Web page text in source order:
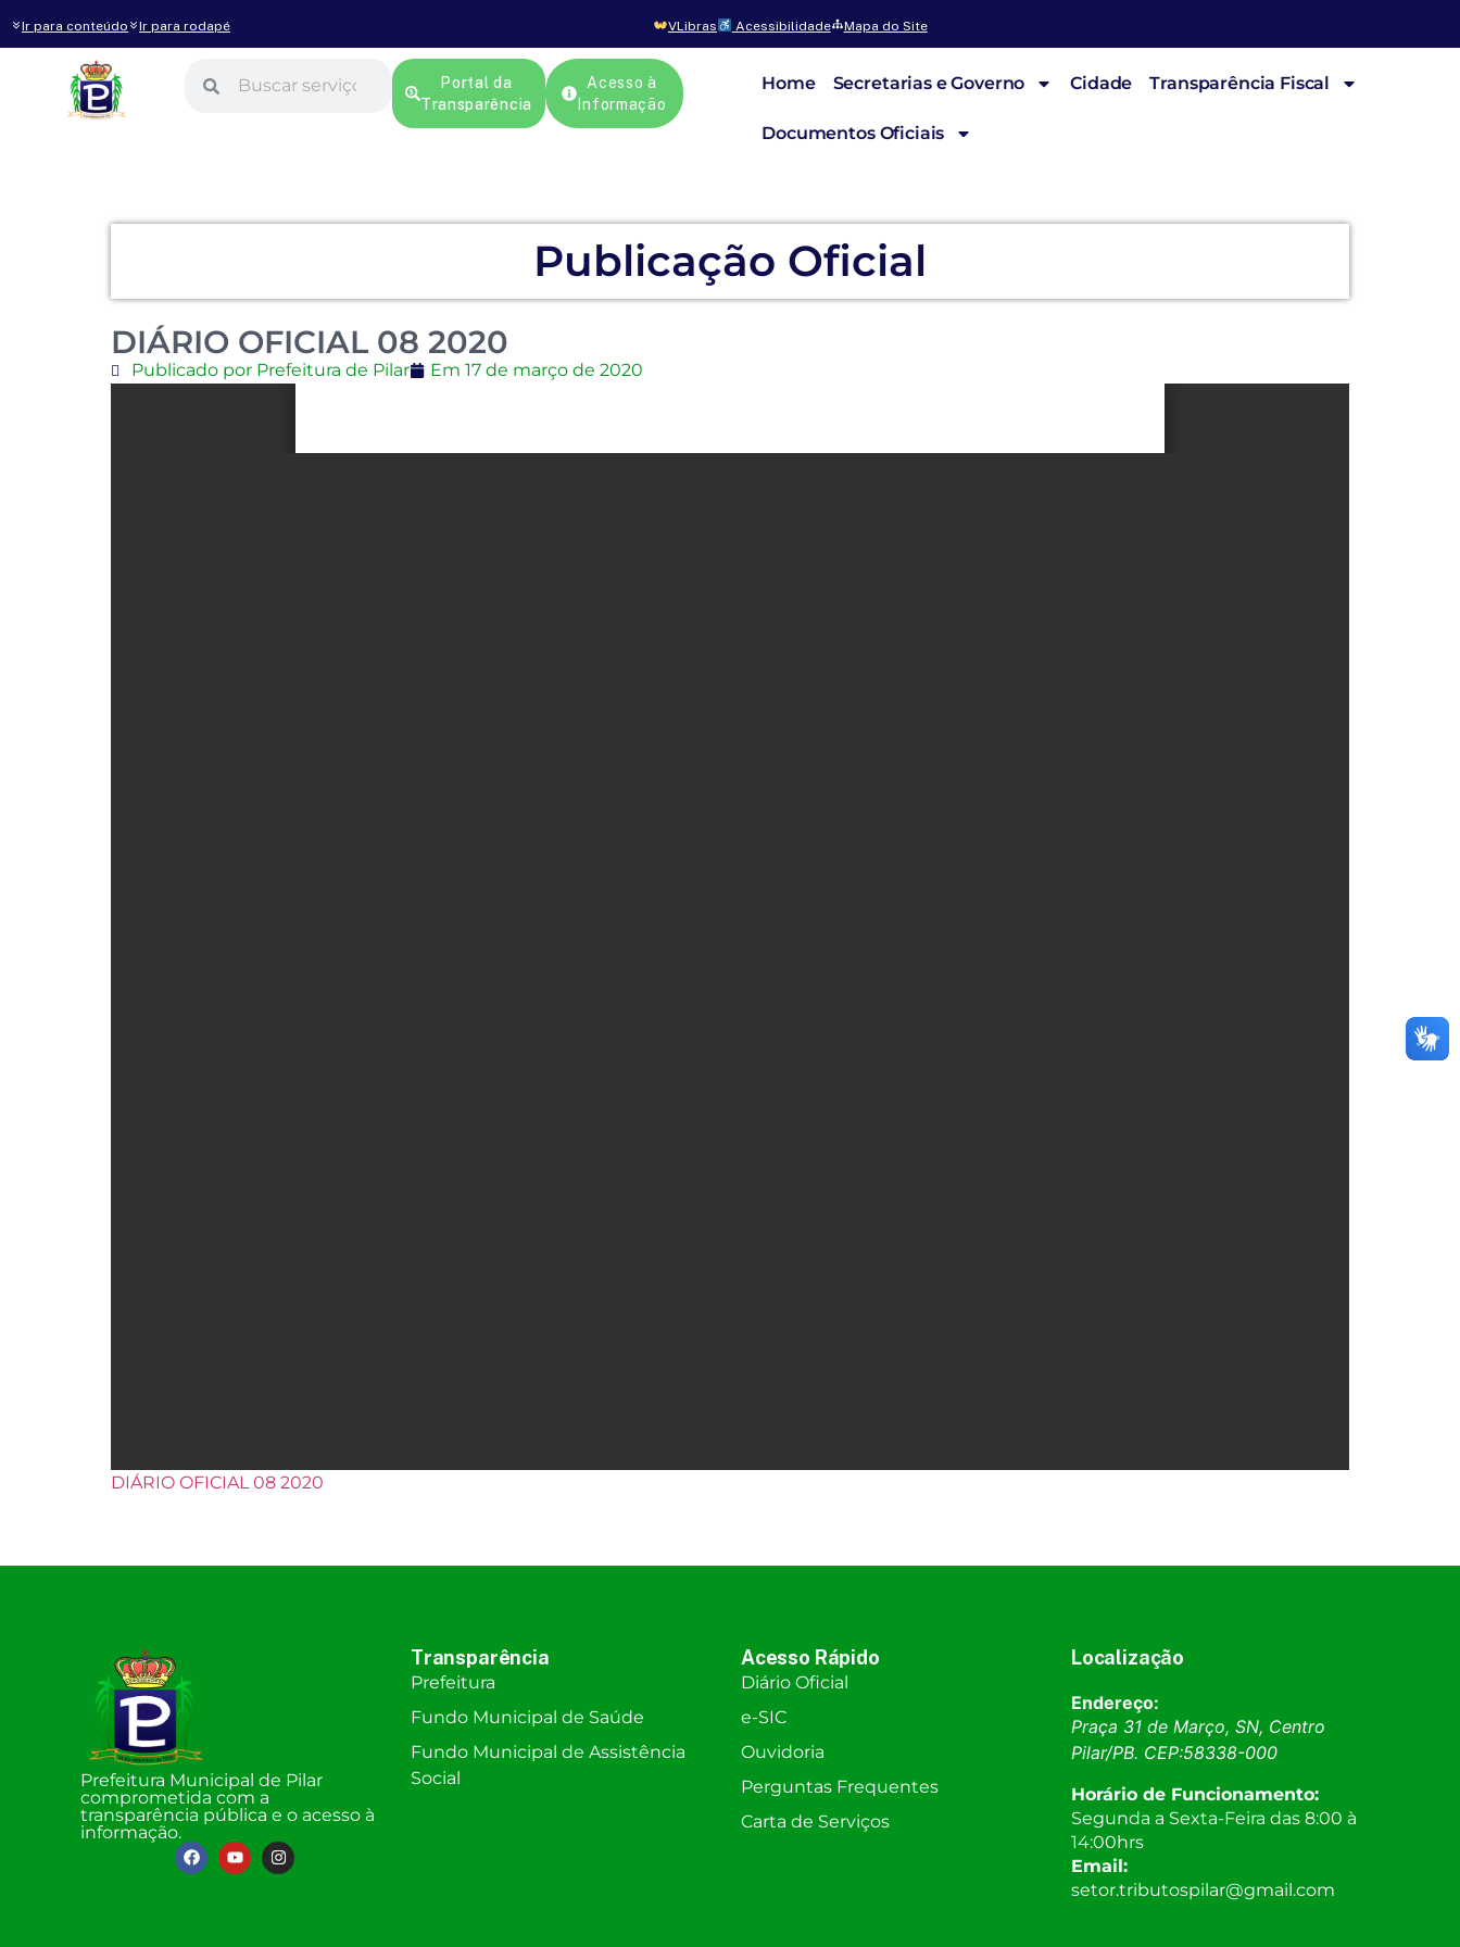
Ir para conteúdo Ir para rodapé VLibras Acessibilidade Mapa do Site
Portal da
Transparência
Acesso à
Informação
Home Secretarias e Governo Cidade Transparência Fiscal
Documentos Oficiais
Publicação Oficial
DIÁRIO OFICIAL 08 2020
Publicado por Prefeitura de Pilar Em 17 de março de 2020
DIÁRIO OFICIAL 08 2020
Prefeitura Municipal de Pilar
comprometida com a
transparência pública e o acesso à
informação.
Transparência
Prefeitura
Fundo Municipal de Saúde
Fundo Municipal de Assistência
Social
Acesso Rápido
Diário Oficial
e-SIC
Ouvidoria
Perguntas Frequentes
Carta de Serviços
Localização
Endereço:
Praça 31 de Março, SN, Centro
Pilar/PB. CEP:58338-000
Horário de Funcionamento:
Segunda a Sexta-Feira das 8:00 à
14:00hrs
Email:
setor.tributospilar@gmail.com